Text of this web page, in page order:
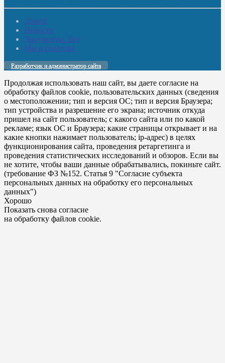
Домой
Новости
Документы. Все
Мы в соцсетях
Разработчик и администратор сайта
Продолжая использовать наш сайт, вы даете согласие на
обработку файлов cookie, пользовательских данных (сведения
о местоположении; тип и версия ОС; тип и версия Браузера;
тип устройства и разрешение его экрана; источник откуда
пришел на сайт пользователь; с какого сайта или по какой
рекламе; язык ОС и Браузера; какие страницы открывает и на
какие кнопки нажимает пользователь; ip-адрес) в целях
функционирования сайта, проведения ретаргетинга и
проведения статистических исследований и обзоров. Если вы
не хотите, чтобы ваши данные обрабатывались, покиньте сайт.
(требование ФЗ №152. Статья 9 "Согласие субъекта
персональных данных на обработку его персональных
данных")
Хорошо
Показать снова согласие
на обработку файлов cookie.